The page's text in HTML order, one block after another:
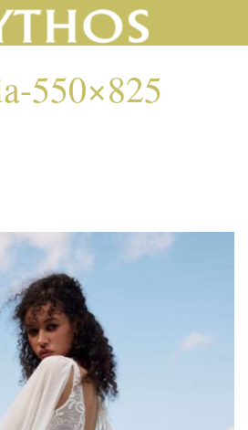
550×825